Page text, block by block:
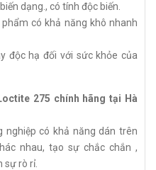
dạng., có tính độc biến.
có khả năng khô nhanh
độc hạ đối với sức khỏe của
275 chính hãng tại Hà
nghiệp có khả năng dán trên
nhau, tạo sự chắc chắn ,
sự rò rỉ.